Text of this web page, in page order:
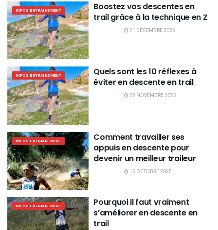
INFOS ENTRAINEMENT
Boostez vos descentes en
trail grâce à la technique en Z
21 DÉCEMBRE 2025
INFOS ENTRAINEMENT
Quels sont les 10 réflexes à
éviter en descente en trail
22 NOVEMBRE 2025
INFOS ENTRAINEMENT
Comment travailler ses
appuis en descente pour
devenir un meilleur traileur
15 OCTOBRE 2025
INFOS ENTRAINEMENT
Pourquoi il faut vraiment
s’améliorer en descente en
trail